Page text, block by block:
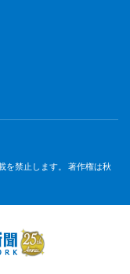
を禁止します。 著作権は秋